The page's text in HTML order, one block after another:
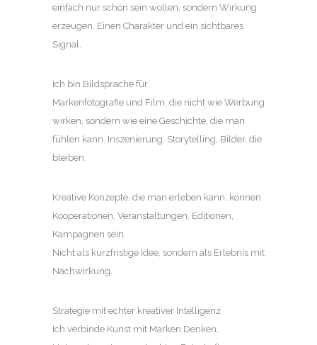
einfach nur schön sein wollen, sondern Wirkung
erzeugen. Einen Charakter und ein sichtbares
Signal.
Ich bin Bildsprache für
Markenfotografie und Film, die nicht wie Werbung
wirken, sondern wie eine Geschichte, die man
fühlen kann. Inszenierung, Storytelling, Bilder, die
bleiben.
Kreative Konzepte, die man erleben kann, können
Kooperationen, Veranstaltungen, Editionen,
Kampagnen sein.
Nicht als kurzfristige Idee, sondern als Erlebnis mit
Nachwirkung.
Strategie mit echter kreativer Intelligenz
Ich verbinde Kunst mit Marken Denken,